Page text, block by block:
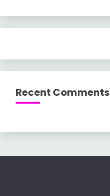
Recent Comments